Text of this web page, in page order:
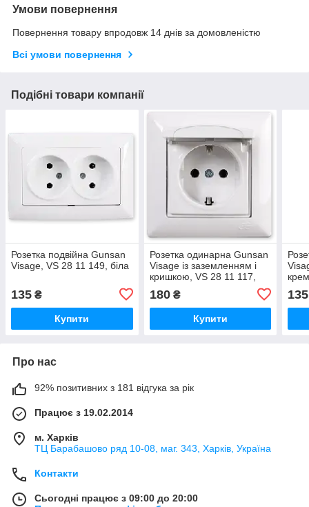
Умови повернення
Повернення товару впродовж 14 днів за домовленістю
Всі умови повернення
Подібні товари компанії
Розетка подвійна Gunsan
Visage, VS 28 11 149, біла
135 ₴
Купити
Розетка одинарна Gunsan
Visage із заземленням і
кришкою, VS 28 11 117,
180₴
Купити
135
Про нас
92% позитивних з 181 відгука за рік
Працює з 19.02.2014
м. Харків
ТЦ Барабашово ряд 10-08, маг. 343, Харків, Україна
Контакти
Сьогодні працює з 09:00 до 20:00